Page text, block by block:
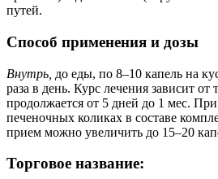
путей.
Способ применения и дозы
Внутрь, до еды, по 8–10 капель на
раза в день. Курс лечения зависит от
продолжается от 5 дней до 1 мес.
печеночных коликах в составе
прием можно увеличить до 15–20
Торговое название: